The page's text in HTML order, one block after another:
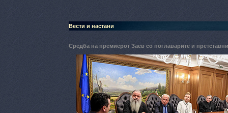
Вести и настани
Средба на премиерот Заев со поглаварите и